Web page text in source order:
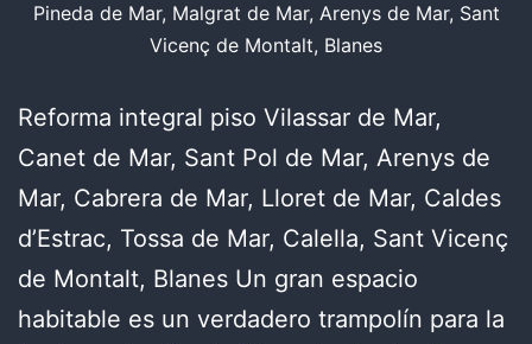
Pineda de Mar, Malgrat de Mar, Arenys de Mar, Sant
Vicenç de Montalt, Blanes
Reforma integral piso Vilassar de Mar,
Canet de Mar, Sant Pol de Mar, Arenys de
Mar, Cabrera de Mar, Lloret de Mar, Caldes
d’Estrac, Tossa de Mar, Calella, Sant Vicenç
de Montalt, Blanes Un gran espacio
habitable es un verdadero trampolín para la